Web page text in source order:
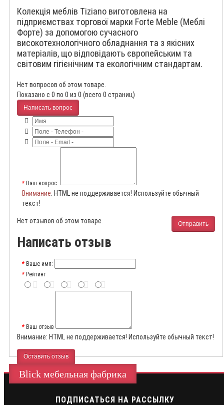
Колекція меблів Tiziano виготовлена на
підприємствах торгової марки Forte Meble (Меблі
Форте) за допомогою сучасного
високотехнологічного обладнання та з якісних
матеріалів, що відповідають європейським та
світовим гігієнічним та екологічним стандартам.
Нет вопросов об этом товаре.
Показано с 0 по 0 из 0 (всего 0 страниц)
Написать вопрос
Ваш вопрос:
Внимание: HTML не поддерживается! Используйте обычный
текст!
Отправить
Нет отзывов об этом товаре.
Написать отзыв
Ваше имя:
Рейтинг
Ваш отзыв
Внимание: HTML не поддерживается! Используйте обычный текст!
Оставить отзыв
Blick мебельная фабрика
ПОДПИСАТЬСЯ НА РАССЫЛКУ